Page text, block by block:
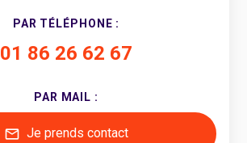
PAR TÉLÉPHONE :
01 86 26 62 67
PAR MAIL :
mail Je prends contact